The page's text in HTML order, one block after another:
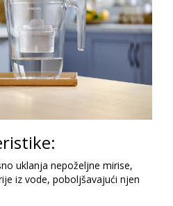
uklanja nepoželjne mirise,
iz vode, poboljšavajući njen